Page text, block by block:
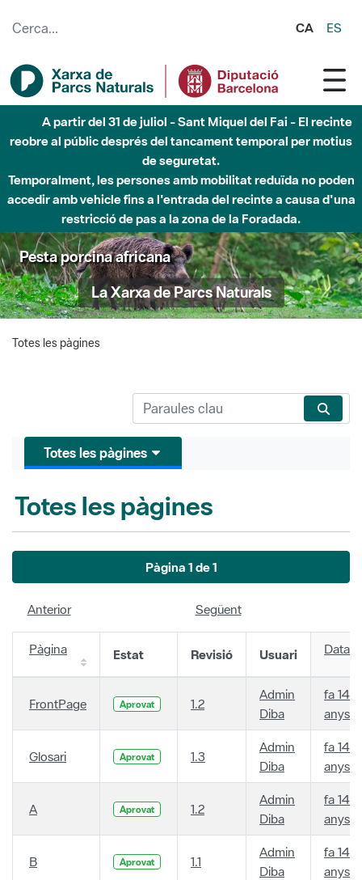
CA ES
A partir del 31 de juliol - Sant Miquel del Fai - El recinte
reobre al públic després del tancament temporal per motius
de seguretat.
Temporalment, les persones amb mobilitat reduïda no poden
accedir amb vehicle fins a l'entrada del recinte a causa d'una
restricció de pas a la zona de la Foradada.
Pesta porcina africana
La Xarxa de Parcs Naturals
Totes les pàgines
Totes les pàgines
Totes les pàgines
Pàgina 1 de 1
Anterior Següent
Pàgina Estat Revisió Usuari Data
FrontPage Aprovat 1.2
Admin
Diba
fa 14
anys
Glosari Aprovat 1.3
Admin
Diba
fa 14
anys
A Aprovat 1.2
Admin
Diba
fa 14
anys
B Aprovat 1.1
Admin
Diba
fa 14
anys